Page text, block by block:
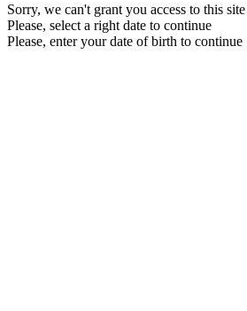
Sorry, we can't grant you access to this
Please, select a right date to continue
Please, enter your date of birth to continue